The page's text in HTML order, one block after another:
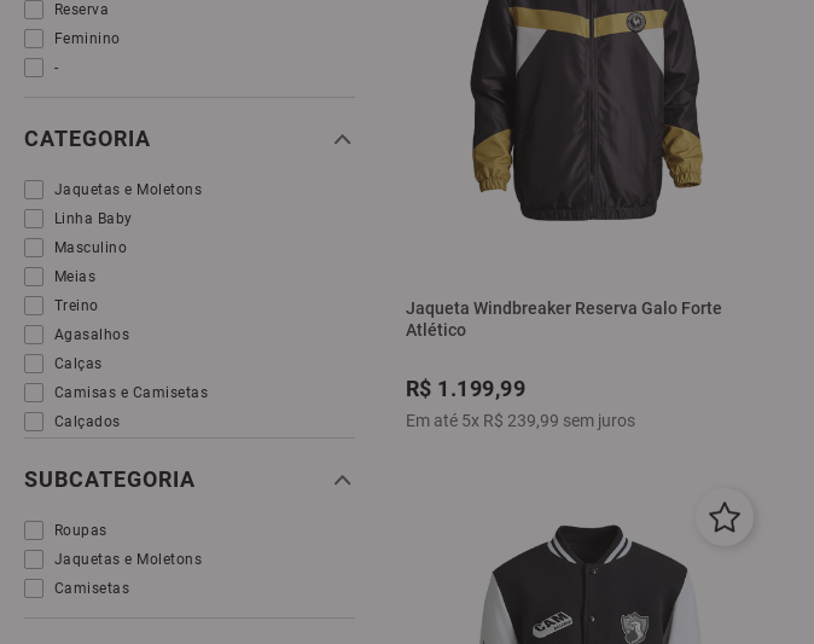
Reserva
Feminino
-
CATEGORIA
Jaquetas e Moletons
Linha Baby
Masculino
Meias
Treino
Agasalhos
Calças
Camisas e Camisetas
Calçados
SUBCATEGORIA
Roupas
Jaquetas e Moletons
Camisetas
Jaqueta Windbreaker Reserva Galo Forte
Atlético
R$ 1 .199,99
Em até 5x R$ 239,99 sem juros